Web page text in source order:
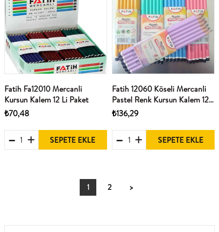
Fatih Fa12010 Mercanli
Kursun Kalem 12 Li Paket
₺70,48
SEPETE EKLE
Fatih 12060 Köseli Mercanli
Pastel Renk Kursun Kalem 12
Li Paket
₺136,29
SEPETE EKLE
1 2 >